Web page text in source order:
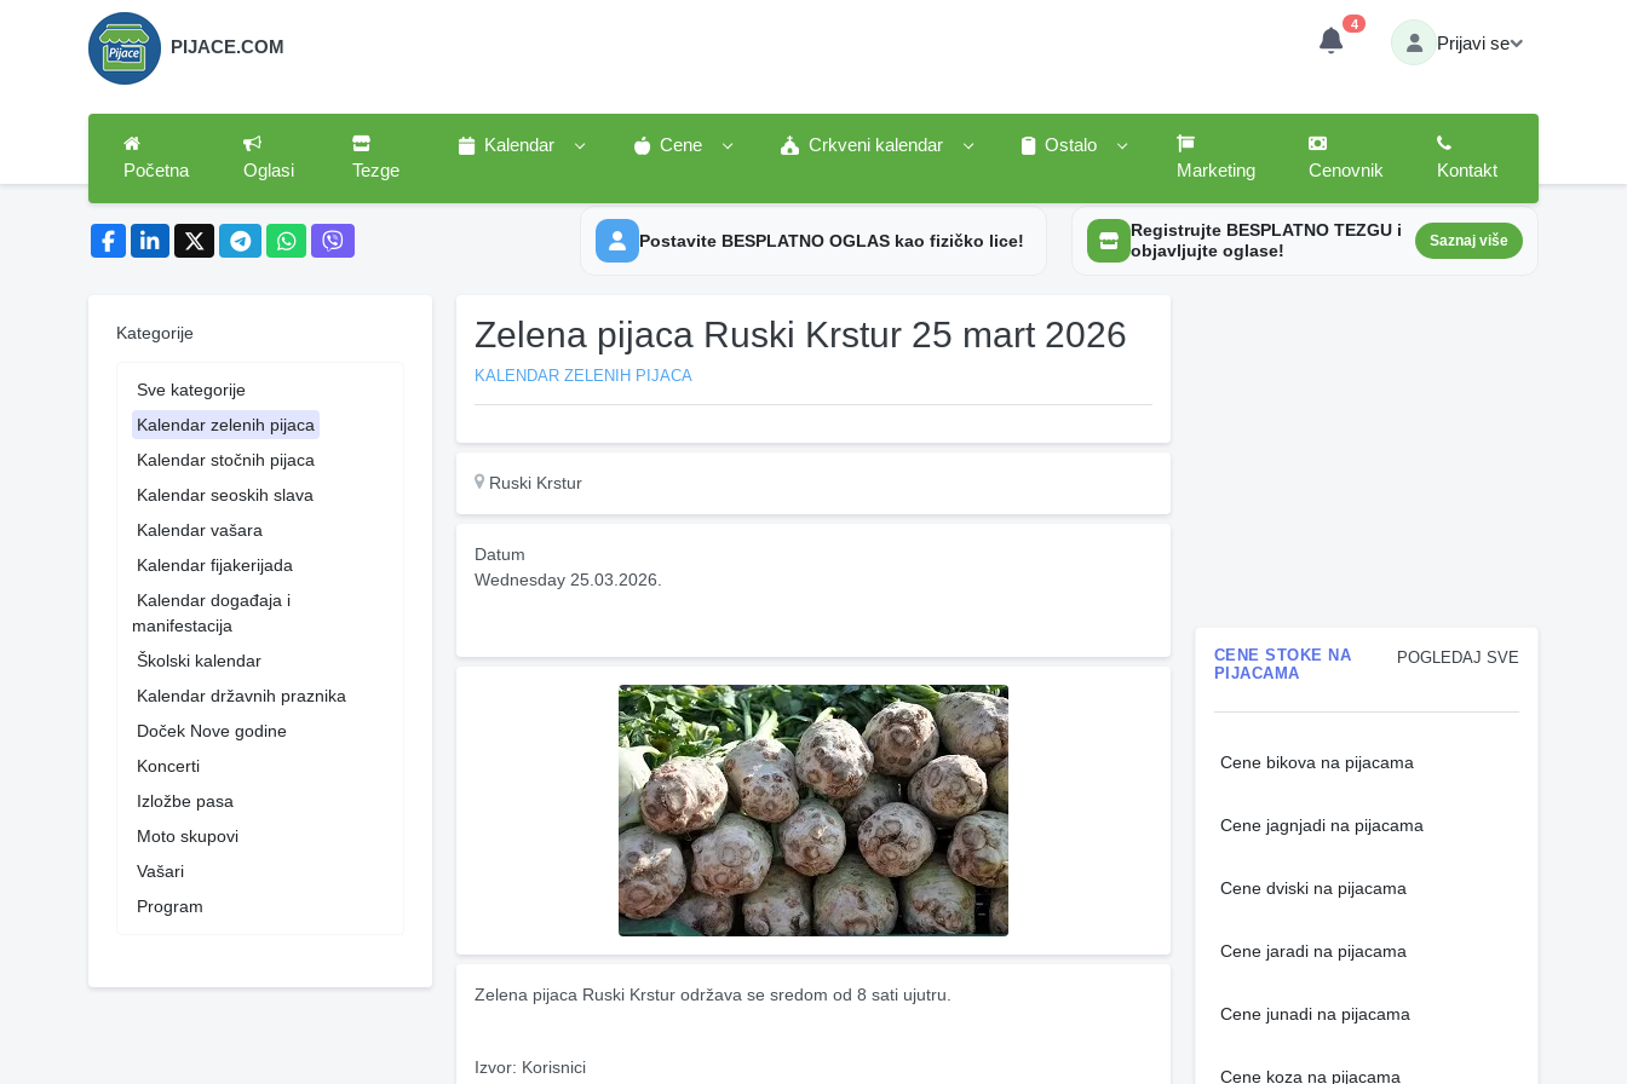
PIJACE.COM
4
Prijavi se
Početna Oglasi Tezge
Kalendar Cene Crkveni kalendar
Ostalo
Marketing
Cenovnik Kontakt
Postavite BESPLATNO OGLAS kao fizičko lice!
Registrujte BESPLATNO TEZGU i
objavljujte oglase!
Saznaj više
Kategorije
Sve kategorije
Kalendar zelenih pijaca
Kalendar stočnih pijaca
Kalendar seoskih slava
Kalendar vašara
Kalendar fijakerijada
Kalendar događaja i
manifestacija
Školski kalendar
Kalendar državnih praznika
Doček Nove godine
Koncerti
Izložbe pasa
Moto skupovi
Vašari
Program
Zelena pijaca Ruski Krstur 25 mart 2026
KALENDAR ZELENIH PIJACA
Ruski Krstur
Datum
Wednesday 25.03.2026.
Zelena pijaca Ruski Krstur održava se sredom od 8 sati ujutru.
Izvor: Korisnici
POGLEDAJ SVE
CENE STOKE NA
PIJACAMA
Cene bikova na pijacama
Cene jagnjadi na pijacama
Cene dviski na pijacama
Cene jaradi na pijacama
Cene junadi na pijacama
Cene koza na pijacama